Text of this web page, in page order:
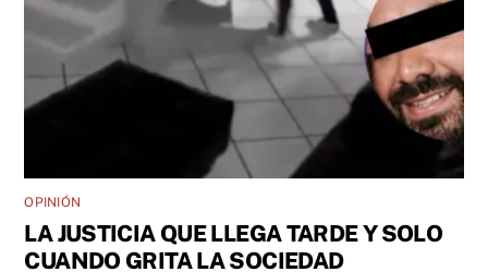
OPINIÓN
LA JUSTICIA QUE LLEGA TARDE Y SOLO
CUANDO GRITA LA SOCIEDAD